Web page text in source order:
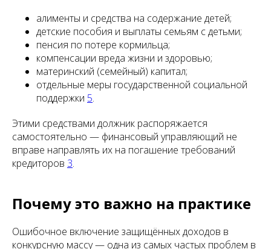
алименты и средства на содержание детей;
детские пособия и выплаты семьям с детьми;
пенсия по потере кормильца;
компенсации вреда жизни и здоровью;
материнский (семейный) капитал;
отдельные меры государственной социальной
поддержки 5.
Этими средствами должник распоряжается
самостоятельно — финансовый управляющий не
вправе направлять их на погашение требований
кредиторов 3.
Почему это важно на практике
Ошибочное включение защищённых доходов в
конкурсную массу — одна из самых частых проблем в